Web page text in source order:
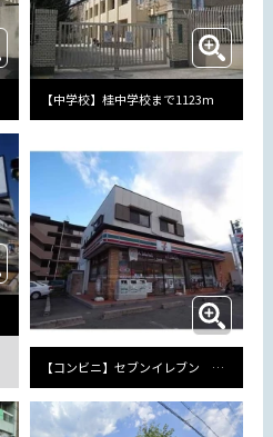
【中学校】桂中学校まで1123m
【コンビニ】セブンイレブン 京都桂上野西町店まで391m